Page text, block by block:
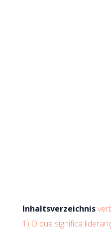
Inhaltsverzeichnis
1) O que significa